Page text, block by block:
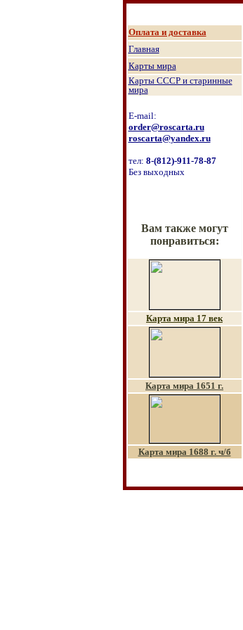
Оплата и доставка
Главная
Карты мира
Карты СССР и старинные
мира
E-mail:
order@roscarta.ru
roscarta@yandex.ru
тел: 8-(812)-911-78-87
Без выходных
Вам также могут
понравиться:
Карта мира 17 век
Карта мира 1651 г.
Карта мира 1688 г. ч/б